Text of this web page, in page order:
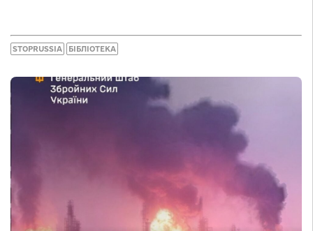
STOPRUSSIA БІБЛІОТЕКА